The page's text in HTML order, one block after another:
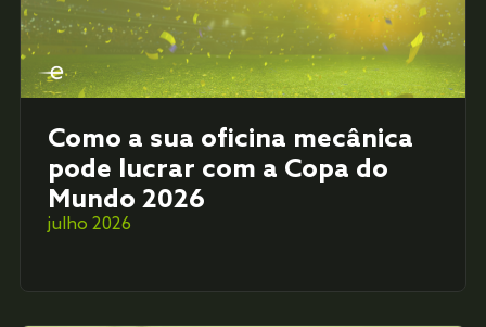
Como a sua oficina mecânica
pode lucrar com a Copa do
Mundo 2026
julho 2026